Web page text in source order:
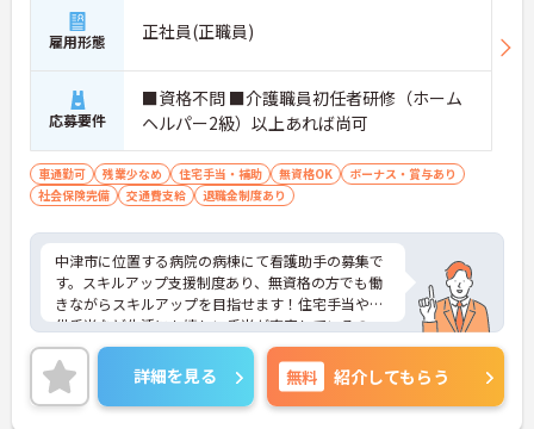
雇用形態 正社員(正職員)
応募要件
■資格不問 ■介護職員初任者研修（ホーム
ヘルパー2級）以上あれば尚可
車通勤可 残業少なめ 住宅手当・補助 無資格OK
ボーナス・賞与あり
社会保険完備
交通費支給 退職金制度あり
中津市に位置する病院の病棟にて看護助手の募集で
す。スキルアップ支援制度あり、無資格の方でも働
きながらスキルアップを目指せます！住宅手当や子
供手当など生活にも嬉しい手当が充実しているの
で、安心して働きやすい環境です♪さらに福利厚生
も充実◎診療費補助制度や昼食の提供があるのも嬉
しいポイントです♪ご興味ある方は面接ポイントを
お伝えしますので、お気軽にご連絡ください。
詳細を見る 無料 紹介してもらう